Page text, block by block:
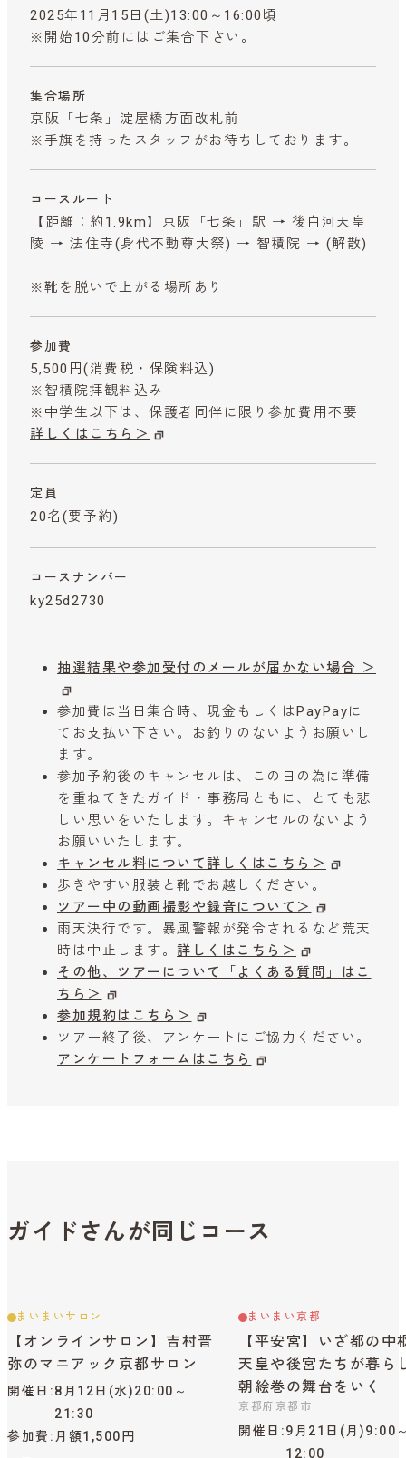
2025年11月15日(土)13:00～16:00頃
※開始10分前にはご集合下さい。
集合場所
京阪「七条」淀屋橋方面改札前
※手旗を持ったスタッフがお待ちしております。
コースルート
【距離：約1.9km】京阪「七条」駅 → 後白河天皇
陵 → 法住寺(身代不動尊大祭) → 智積院 → (解散)
※靴を脱いで上がる場所あり
参加費
5,500円 (消費税・保険料込)
※智積院拝観料込み
※中学生以下は、保護者同伴に限り参加費用不要
詳しくはこちら＞
定員
20名(要予約)
コースナンバー
ky25d2730
抽選結果や参加受付のメールが届かない場合 ＞
参加費は当日集合時、現金もしくはPayPayに
てお支払い下さい。お釣りのないようお願いし
ます。
参加予約後のキャンセルは、この日の為に準備
を重ねてきたガイド・事務局ともに、とても悲
しい思いをいたします。キャンセルのないよう
お願いいたします。
キャンセル料について詳しくはこちら＞
歩きやすい服装と靴でお越しください。
ツアー中の動画撮影や録音について＞
雨天決行です。暴風警報が発令されるなど荒天
時は中止します。 詳しくはこちら＞
その他、ツアーについて「よくある質問」はこ
ちら＞
参加規約はこちら＞
ツアー終了後、アンケートにご協力ください。
アンケートフォームはこちら
ガイドさんが同じコース
まいまいサロン
【オンラインサロン】吉村晋
弥のマニアック京都サロン
開催日
8月12日(水)20:00～
21:30
参加費
月額1,500円
まいまい京都
【平安宮】いざ都の中
天皇や後宮たちが暮ら
朝絵巻の舞台をいく
京都府京都市
開催日
9月21日(月)9:00
12:00